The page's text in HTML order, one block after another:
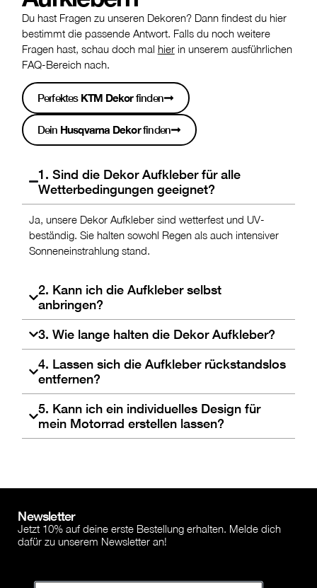
Du hast Fragen zu unseren Dekoren? Dann findest du hier
bestimmt die passende Antwort. Falls du noch weitere
Fragen hast, schau doch mal hierin unserem ausführlichen
FAQ-Bereich nach.
Perfektes KTM Dekorfinden
Dein Husqvarna Dekorfinden
1. Sind die Dekor Aufkleber für alle
Wetterbedingungen geeignet?
Ja, unsere Dekor Aufkleber sind wetterfest und UV-
beständig. Sie halten sowohl Regen als auch intensiver
Sonneneinstrahlung stand.
2. Kann ich die Aufkleber selbst
anbringen?
3. Wie lange halten die Dekor Aufkleber?
4. Lassen sich die Aufkleber rückstandslos
entfernen?
5. Kann ich ein individuelles Design für
mein Motorrad erstellen lassen?
Newsletter
Jetzt 10% auf deine erste Bestellung erhalten. Melde dich
dafür zu unserem Newsletter an!